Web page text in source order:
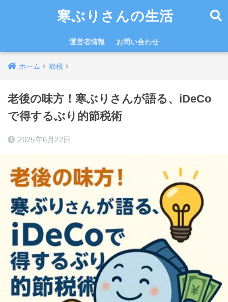
寒ぶりさんの生活
運営者情報 お問い合わせ
ホーム 節税
老後の味方！寒ぶりさんが語る、iDeCo
で得するぶり的節税術
2025年6月22日